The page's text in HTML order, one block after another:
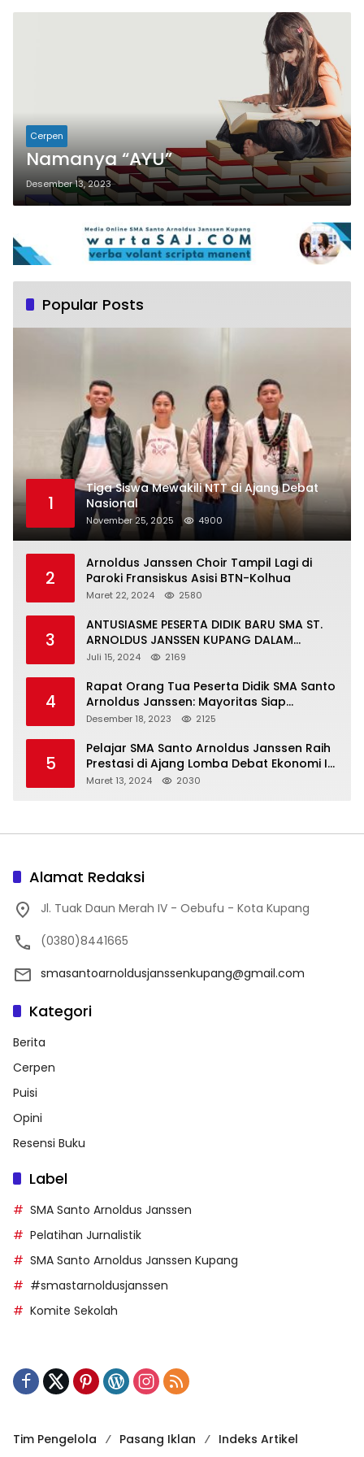
Cerpen
Namanya “AYU”
Desember 13, 2023
Popular Posts
1
Tiga Siswa Mewakili NTT di Ajang Debat
Nasional
November 25, 2025 4900
2
Arnoldus Janssen Choir Tampil Lagi di
Paroki Fransiskus Asisi BTN-Kolhua
Maret 22, 2024 2580
3
ANTUSIASME PESERTA DIDIK BARU SMA ST.
ARNOLDUS JANSSEN KUPANG DALAM
MENGIKUTI MPLS HARI PERTAMA
Juli 15, 2024 2169
4
Rapat Orang Tua Peserta Didik SMA Santo
Arnoldus Janssen: Mayoritas Siap
Mendukung Komite Sekolah
Desember 18, 2023 2125
5
Pelajar SMA Santo Arnoldus Janssen Raih
Prestasi di Ajang Lomba Debat Ekonomi IV,
Gelar Best Speaker Diraih Viantri Azi
Maret 13, 2024 2030
Alamat Redaksi
Jl. Tuak Daun Merah IV - Oebufu - Kota Kupang
(0380)8441665
smasantoarnoldusjanssenkupang@gmail.com
Kategori
Berita
Cerpen
Puisi
Opini
Resensi Buku
Label
SMA Santo Arnoldus Janssen
Pelatihan Jurnalistik
SMA Santo Arnoldus Janssen Kupang
#smastarnoldusjanssen
Komite Sekolah
Tim Pengelola Pasang Iklan Indeks Artikel